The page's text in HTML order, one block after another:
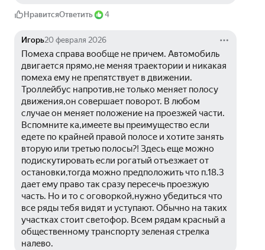
НравитсяОтветить 4
Игорь20 февраля 2026
Помеха справа вообще не причем. Автомобиль
двигается прямо,не меняя траектории и никакая
помеха ему не препятствует в движении.
Троллейбус напротив,не только меняет полосу
движения,он совершает поворот. В любом
случае он меняет положение на проезжей части.
Вспомните ка,имеете вы преимущество если
едете по крайней правой полосе и хотите занять
вторую или третью полосы?! Здесь еще можно
подискутировать если рогатый отъезжает от
остановки,тогда можно предположить что п.18.3
дает ему право так сразу пересечь проезжую
часть. Но и то с оговоркой,нужно убедиться что
все ряды тебя видят и уступают. Обычно на таких
участках стоит светофор. Всем рядам красный а
общественному транспорту зеленая стрелка
налево.